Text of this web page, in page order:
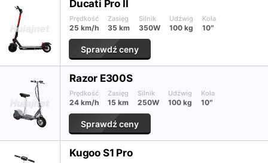
Ducati Pro II
Prędkość
25 km/h
Zasięg
35 km
Silnik
350W
Udźwig
100 kg
Koła
10″
Sprawdź ceny
Razor E300S
Prędkość
24 km/h
Zasięg
15 km
Silnik
250W
Udźwig
100 kg
Koła
10″
Sprawdź ceny
Kugoo S1 Pro